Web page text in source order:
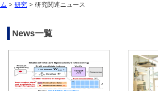
> 研究 > 研究関連ニュース
News一覧